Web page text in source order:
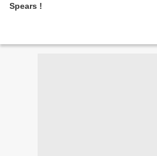
Spears !